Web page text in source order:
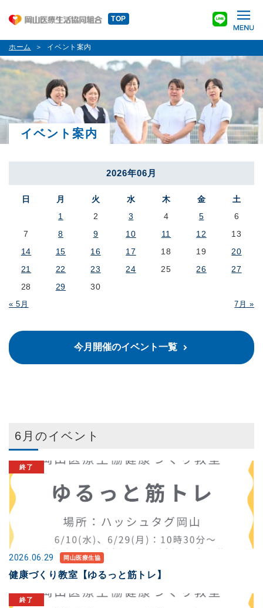
TOP
ホーム イベント案内
イベント案内
2026年06月
日 月 火 水 木 金 土
« 5月 7月 »
1 2 3 4 5
6
7
8 9 10 11 12
13
14
15 16 17 18 19
20
21
22 23 24 25 26
27
28
29 30
今月開催のイベント一覧
6月のイベント
2026.06.29 岡山医療生協
健康づくり教室【ゆるっと筋トレ】